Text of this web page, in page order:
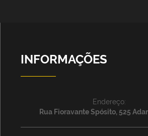
INFORMAÇÕES
Endereço:
Rua Fioravante Spósito, 525